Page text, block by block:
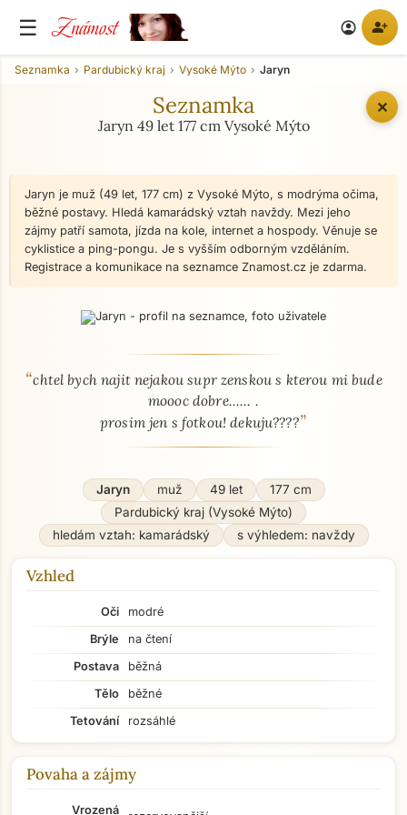
☰ Známost account_circle person_add
✕
Seznamka Pardubický kraj Vysoké Mýto Jaryn
Seznamka
Jaryn 49 let 177 cm Vysoké Mýto
Jaryn je muž (49 let, 177 cm) z Vysoké Mýto, s modrýma očima,
běžné postavy. Hledá kamarádský vztah navždy. Mezi jeho
zájmy patří samota, jízda na kole, internet a hospody. Věnuje se
cyklistice a ping-pongu. Je s vyšším odborným vzděláním.
Registrace a komunikace na seznamce Znamost.cz je zdarma.
O mně - seznamka profil
“chtel bych najit nejakou supr zenskou s kterou mi bude
moooc dobre...... .
prosim jen s fotkou! dekuju????”
Jaryn muž 49 let
177 cm
Pardubický kraj (Vysoké Mýto)
hledám vztah: kamarádský
s výhledem: navždy
Vzhled
Oči
modré
Brýle
na čtení
Postava
běžná
Tělo
běžné
Tetování
rozsáhlé
Povaha a zájmy
Vrozená